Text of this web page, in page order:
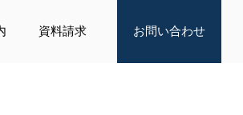
資料請求 お問い合わせ